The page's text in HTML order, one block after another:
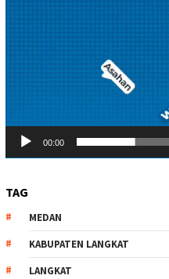
00:00
TAG
MEDAN
KABUPATEN LANGKAT
LANGKAT